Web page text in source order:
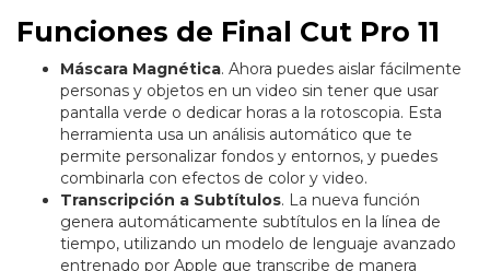
Funciones de Final Cut Pro 11
Máscara Magnética. Ahora puedes aislar fácilmente
personas y objetos en un video sin tener que usar
pantalla verde o dedicar horas a la rotoscopia. Esta
herramienta usa un análisis automático que te
permite personalizar fondos y entornos, y puedes
combinarla con efectos de color y video.
Transcripción a Subtítulos. La nueva función
genera automáticamente subtítulos en la línea de
tiempo, utilizando un modelo de lenguaje avanzado
entrenado por Apple que transcribe de manera